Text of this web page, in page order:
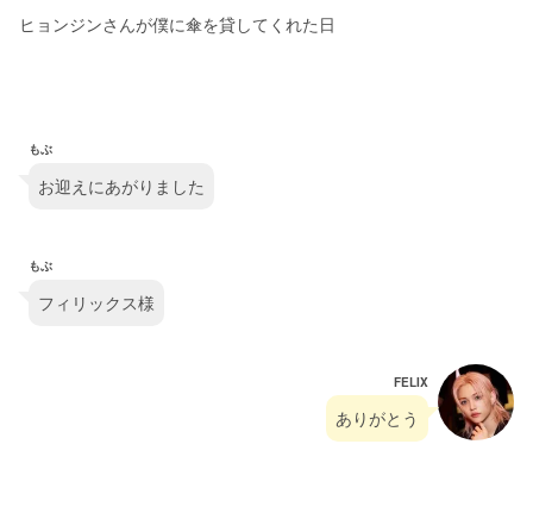
ヒョンジンさんが僕に傘を貸してくれた日
もぶ
お迎えにあがりました
もぶ
フィリックス様
FELIX
ありがとう